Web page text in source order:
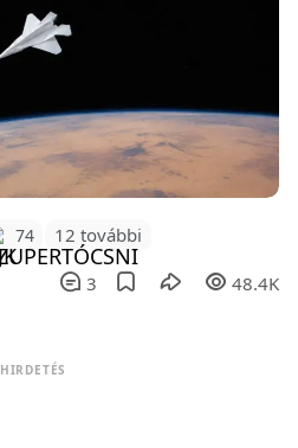
74 12 további
3 48.4K
HIRDETÉS